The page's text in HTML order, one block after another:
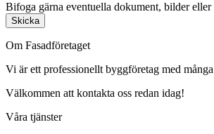
Bifoga gärna eventuella dokument, bilder
Skicka
Om Fasadföretaget
Vi är ett professionellt byggföretag med
Välkommen att kontakta oss redan idag!
Våra tjänster